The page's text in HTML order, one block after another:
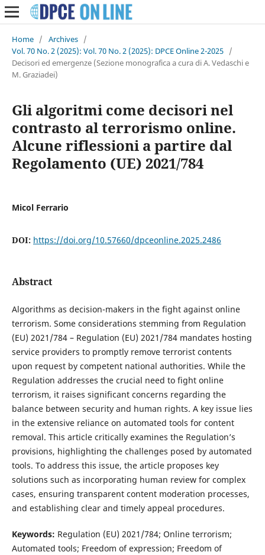
Home / Archives /
Vol. 70 No. 2 (2025): Vol. 70 No. 2 (2025): DPCE Online 2-2025 /
Decisori ed emergenze (Sezione monografica a cura di A. Vedaschi e
M. Graziadei)
Gli algoritmi come decisori nel
contrasto al terrorismo online.
Alcune riflessioni a partire dal
Regolamento (UE) 2021/784
Micol Ferrario
DOI: https://doi.org/10.57660/dpceonline.2025.2486
Abstract
Algorithms as decision-makers in the fight against online
terrorism. Some considerations stemming from Regulation
(EU) 2021/784 – Regulation (EU) 2021/784 mandates hosting
service providers to promptly remove terrorist contents
upon request by competent national authorities. While the
Regulation addresses the crucial need to fight online
terrorism, it raises significant concerns regarding the
balance between security and human rights. A key issue lies
in the extensive reliance on automated tools for content
removal. This article critically examines the Regulation’s
provisions, highlighting the challenges posed by automated
tools. To address this issue, the article proposes key
solutions such as incorporating human review for complex
cases, ensuring transparent content moderation processes,
and establishing clear and timely appeal procedures.
Keywords: Regulation (EU) 2021/784; Online terrorism;
Automated tools; Freedom of expression; Freedom of